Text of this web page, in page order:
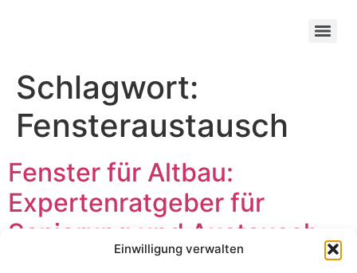
Einwilligung verwalten
Schlagwort:
Fensteraustausch
Fenster für Altbau:
Expertenratgeber für
Sanierung und Austausch